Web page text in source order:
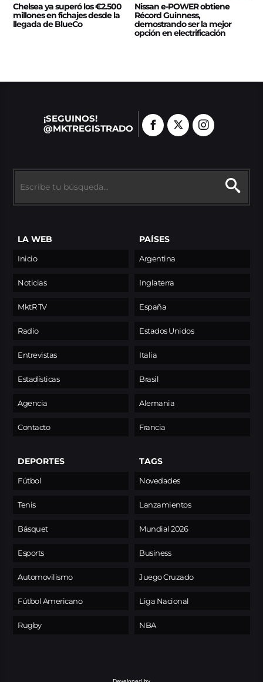
Chelsea ya superó los €2.500
millones en fichajes desde la
llegada de BlueCo
Nissan e‑POWER obtiene
Récord Guinness,
demostrando ser la mejor
opción en electrificación
¡SEGUINOS!
@MKTREGISTRADO
LA WEB
Inicio
Noticias
MktR TV
Radio
Entrevistas
Estadísticas
Agencia
Contacto
PAÍSES
Argentina
Inglaterra
España
Estados Unidos
Italia
Brasil
Alemania
Francia
DEPORTES
Fútbol
Tenis
Básquet
Esports
Automovilismo
Fútbol Americano
Rugby
TAGS
Novedades
Lanzamientos
Mundial 2026
Business
Juego Cruzado
Liga Nacional
NBA